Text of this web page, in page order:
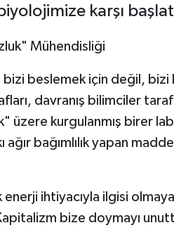
karşı
Mühendisliği
beslemek için değil, bizi
davranış bilimciler
üzere kurgulanmış birer
ağır bağımlılık yapan
ihtiyacıyla ilgisi
bize doymayı